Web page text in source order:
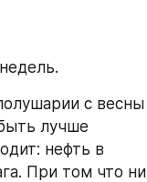
с весны
лучше
нефть в
При том что ни